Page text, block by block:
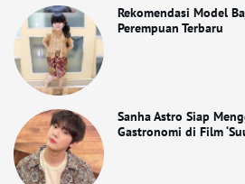
Rekomendasi Model
Perempuan Terbaru
Sanha Astro Siap
Gastronomi di Film